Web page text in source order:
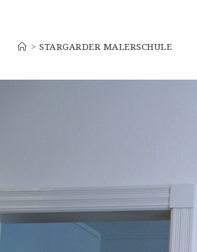
> STARGARDER MALERSCHULE